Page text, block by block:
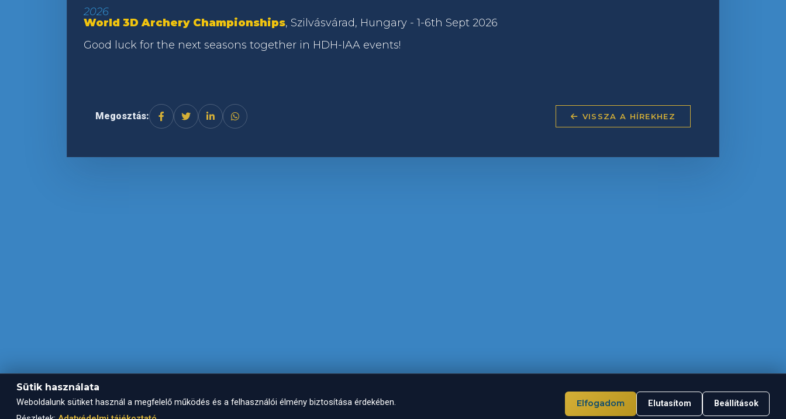
2026
World 3D Archery Championships, Szilvásvárad, Hungary - 1-6th Sept 2026
Good luck for the next seasons together in HDH-IAA events!
Megosztás: VISSZA A HÍREKHEZ
Sütik használata
Weboldalunk sütiket használ a megfelelő működés és a felhasználói élmény biztosítása érdekében.
Elfogadom Elutasítom Beállítások